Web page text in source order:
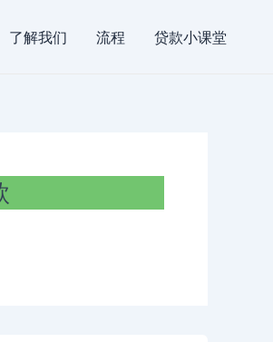
了解我们 流程 贷款小课堂